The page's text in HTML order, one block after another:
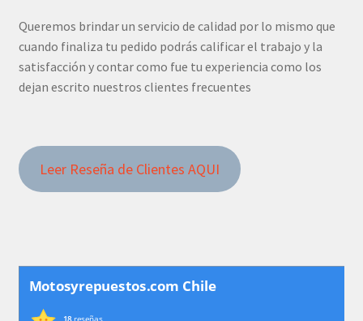
Queremos brindar un servicio de calidad por lo mismo que
cuando finaliza tu pedido podrás calificar el trabajo y la
satisfacción y contar como fue tu experiencia como los
dejan escrito nuestros clientes frecuentes
Leer Reseña de Clientes AQUI
Motosyrepuestos.com Chile